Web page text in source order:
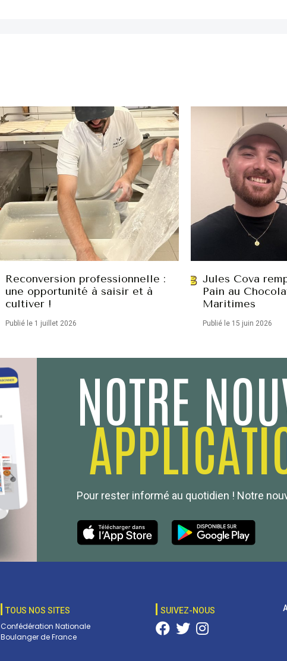
Reconversion professionnelle :
une opportunité à saisir et à
cultiver !
Publié le 1 juillet 2026
Jules Cova
Pain au
Maritimes
Publié le 15 juin 2026
NOTRE
Pour rester informé au quotidien ! Notre
TOUS NOS SITES
Confédération Nationale
Boulanger de France
SUIVEZ-NOUS